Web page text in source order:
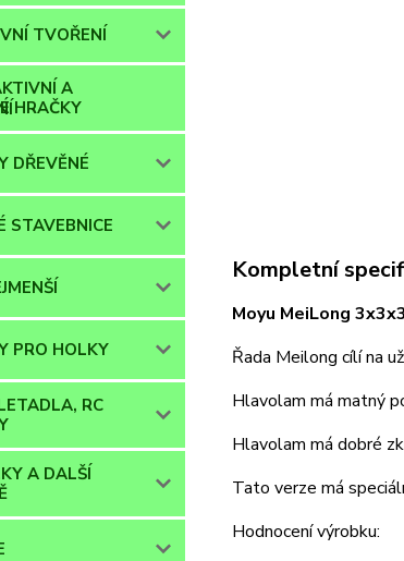
TVOŘENÍ
A
HRAČKY
DŘEVĚNÉ
STAVEBNICE
PRO HOLKY
RC
A DALŠÍ
Kompletní
Moyu MeiLong
Řada Meilong cílí na
Hlavolam má matný
Hlavolam má dobré
Tato verze má
Hodnocení výrobku: